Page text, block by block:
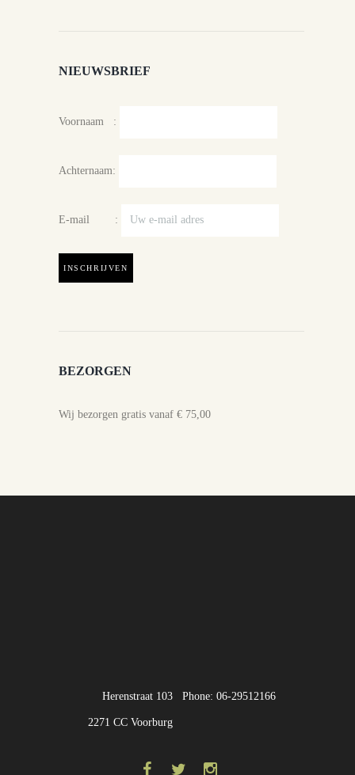
NIEUWSBRIEF
Voornaam :
Achternaam:
E-mail :
BEZORGEN
Wij bezorgen gratis vanaf € 75,00
Phone: 06-29512166
Herenstraat 103
2271 CC Voorburg